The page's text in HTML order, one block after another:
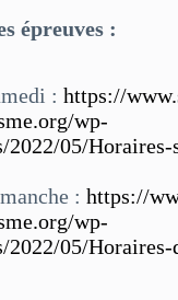
épreuves :
: https://
wp-
2022/05/
: https://
wp-
2022/05/Horaires-